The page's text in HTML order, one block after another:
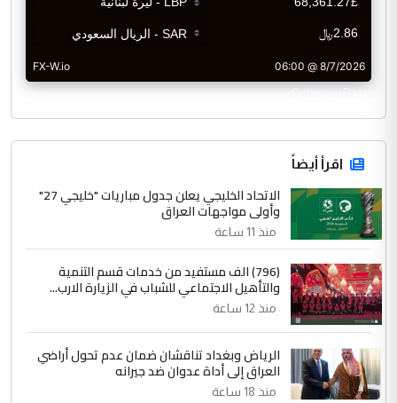
CurrencyRate
اقرأ أيضاً
الاتحاد الخليجي يعلن جدول مباريات "خليجي 27"
وأولى مواجهات العراق
منذ 11 ساعة
(796) الف مستفيد من خدمات قسم التنمية
والتأهيل الاجتماعي للشباب في الزيارة الارب...
منذ 12 ساعة
الرياض وبغداد تناقشان ضمان عدم تحول أراضي
العراق إلى أداة عدوان ضد جيرانه
منذ 18 ساعة